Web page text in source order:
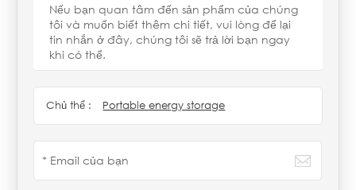
Nếu bạn quan tâm đến sản phẩm của chúng
tôi và muốn biết thêm chi tiết, vui lòng để lại
tin nhắn ở đây, chúng tôi sẽ trả lời bạn ngay
khi có thể.
Chủ thể : Portable energy storage